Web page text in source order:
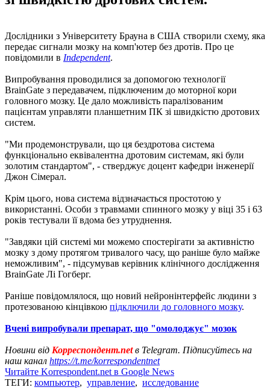
Дослідники з Університету Брауна в США створили схему, яка
передає сигнали мозку на комп'ютер без дротів. Про це
повідомили в Independent.
Випробування проводилися за допомогою технології
BrainGate з передавачем, підключеним до моторної кори
головного мозку. Це дало можливість паралізованим
пацієнтам управляти планшетним ПК зі швидкістю дротових
систем.
"Ми продемонстрували, що ця бездротова система
функціонально еквівалентна дротовим системам, які були
золотим стандартом", - стверджує доцент кафедри інженерії
Джон Сімерал.
Крім цього, нова система відзначається простотою у
використанні. Особи з травмами спинного мозку у віці 35 і 63
років тестували її вдома без утруднення.
"Завдяки цій системі ми можемо спостерігати за активністю
мозку з дому протягом тривалого часу, що раніше було майже
неможливим", - підсумував керівник клінічного дослідження
BrainGate Лі Гогберг.
Раніше повідомлялося, що новий нейронінтерфейс людини з
протезованою кінцівкою підключили до головного мозку.
Вчені випробували препарат, що "омолоджує" мозок
Новини від Корреспондент.netв Telegram. Підписуйтесь на
наш канал https://t.me/korrespondentnet
Читайте Korrespondent.net в Google News
ТЕГИ: компьютер, управление, исследование